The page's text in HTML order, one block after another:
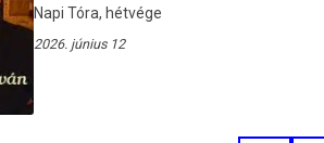
Napi Tóra, hétvége
2026. június 12